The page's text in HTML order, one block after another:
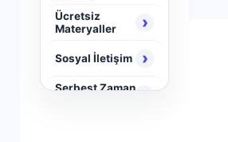
Ücretsiz
Materyaller
›
Sosyal İletişim ›
Serbest Zaman